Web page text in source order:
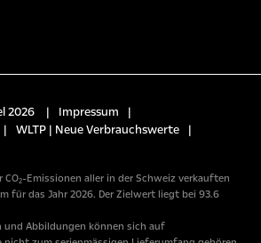
2026 | Impressum
|
| WLTP | Neue Verbrauchswerte
|
Emissionen aller in der Schweiz verkauften
für das Jahr 2026. Der Zielwert liegt bei 93.6
und Abbildungen können sich auf